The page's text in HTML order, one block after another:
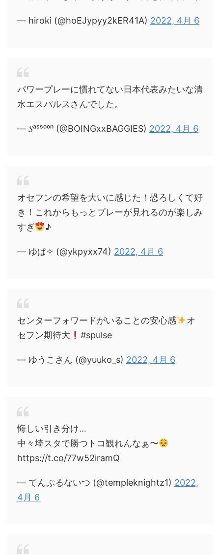
— hiroki (@hoEJypyy2kER41A) 2022, 4月 6
パワープレーに慣れてない日本代表みたいな清
水エスパルスさんでした。
— 𝑆ᵃˢˢᵒᵒⁿ (@BOINGxxBAGGIES) 2022, 4月 6
オセフンの希望を大いに感じた！恐ろしくて好
き！これからもっとプレーが見れるのが楽しみ
すぎ
♪
— ゆぱ✧︎ (@ykpyxx74) 2022, 4月 6
センターフォワードがいることの安心感
オ
セフン期待大
#spulse
— ゆうこさん (@yuuko_s) 2022, 4月 6
悔しい引き分け…
中々埼スタで勝つトコ観れんなぁ〜
https://t.co/77w52iramQ
— てんぷるないつ (@templeknightz1) 2022,
4月 6